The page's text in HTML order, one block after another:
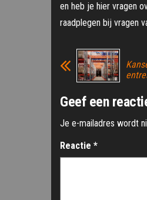
en heb je hier vragen
raadplegen bij vragen
Geef een
Je e-mailadres wordt
Reactie *